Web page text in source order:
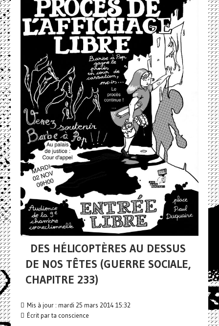
DES HÉLICOPTÈRES AU DESSUS
DE NOS TÊTES (GUERRE SOCIALE,
CHAPITRE 233)
Mis à jour : mardi 25 mars 2014 15:32
Écrit par ta conscience